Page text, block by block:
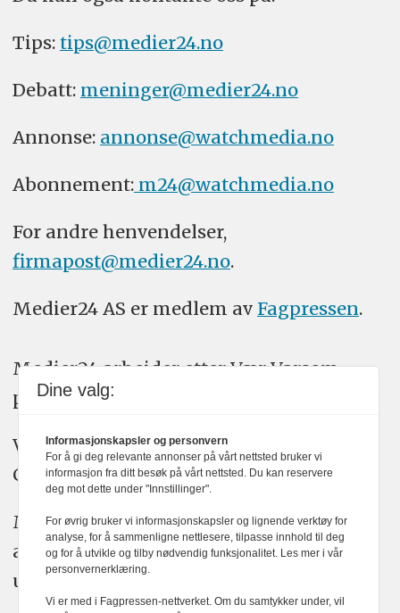
Tips: tips@medier24.no
Debatt: meninger@medier24.no
Annonse: annonse@watchmedia.no
Abonnement:m24@watchmedia.no
For andre henvendelser,
firmapost@medier24.no.
Medier24 AS er medlem av Fagpressen.
Medier24 arbeider etter Vær Varsom-
plakatens regler for god presseskikk.
Vi bruker KI-verktøy som ChatGPT,
Claude, og Gemini i journalistikken vår.
Medier24s redaksjon har alltid det fulle
ansvar for publisert innhold, med eller
uten bruk av kunstig intelligens.
Dine valg:
Informasjonskapsler og personvern
For å gi deg relevante annonser på vårt nettsted bruker vi
informasjon fra ditt besøk på vårt nettsted. Du kan reservere
deg mot dette under "Innstillinger".
For øvrig bruker vi informasjonskapsler og lignende verktøy for
analyse, for å sammenligne nettlesere, tilpasse innhold til deg
og for å utvikle og tilby nødvendig funksjonalitet. Les mer i vår
personvernerklæring.
Vi er med i Fagpressen-nettverket. Om du samtykker under, vil